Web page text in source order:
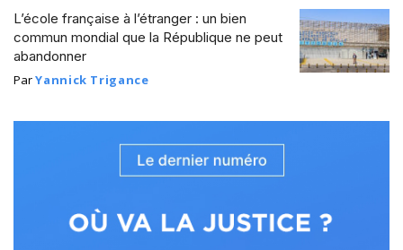
L’école française à l’étranger : un bien
commun mondial que la République ne peut
abandonner
ParYannick Trigance